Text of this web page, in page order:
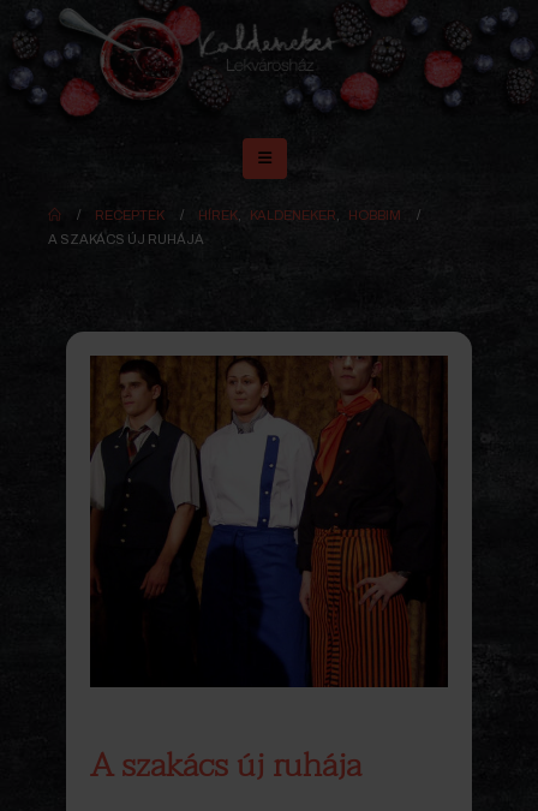
RECEPTEK HÍREK KALDENEKER
HOBBIM
A SZAKÁCS ÚJ RUHÁJA
A szakács új ruhája